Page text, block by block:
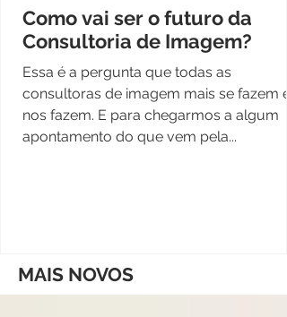
Como vai ser o futuro da
Consultoria de Imagem?
Essa é a pergunta que todas as
consultoras de imagem mais se fazem e
nos fazem. E para chegarmos a algum
apontamento do que vem pela...
MAIS NOVOS